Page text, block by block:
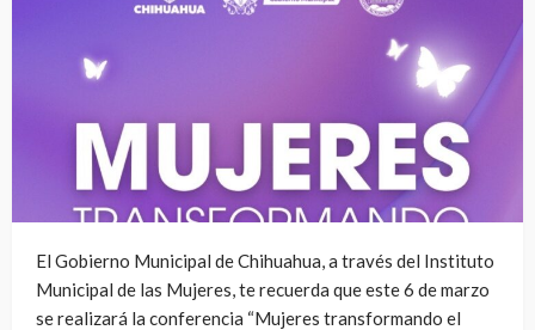
El Gobierno Municipal de Chihuahua, a través del Instituto
Municipal de las Mujeres, te recuerda que este 6 de marzo
se realizará la conferencia “Mujeres transformando el